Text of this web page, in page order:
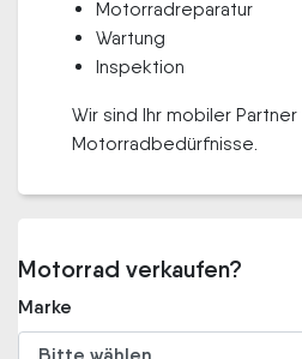
Motorradreparatur
Wartung
Inspektion
Wir sind Ihr mobiler Partner
Motorradbedürfnisse.
Motorrad verkaufen?
Marke